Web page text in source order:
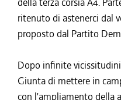
ritenuto di astenerci dal
proposto dal Partito
Dopo infinite
Giunta di mettere in
con l'ampliamento della